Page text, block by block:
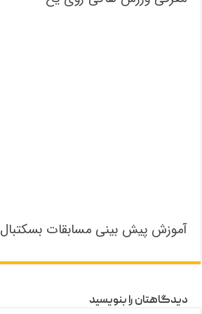
آموزش پیش بینی مسابقات بسکتبال
دیدگاهتان را بنویسید